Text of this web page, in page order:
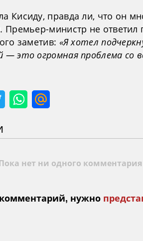
Кисиду, правда ли, что он
Премьер-министр не ответил
заметив: «Я хотел
— это огромная проблема со
Пока нет ни одного комментария
нужно